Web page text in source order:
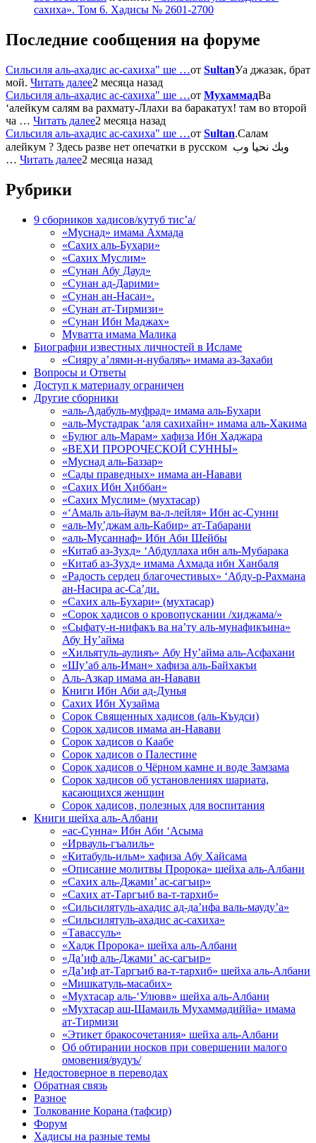
сахиха». Том 6. Хадисы № 2601-2700
Последние сообщения на форуме
Сильсиля аль-ахадис ас-сахиха" ше …от SultanУа джазак, брат
мой. Читать далее2 месяца назад
Сильсиля аль-ахадис ас-сахиха" ше …от МухаммадВа
‘алейкум салям ва рахмату-Ллахи ва баракатух! там во второй
ча … Читать далее2 месяца назад
Сильсиля аль-ахадис ас-сахиха" ше …от Sultan.Салам
алейкум ? Здесь разве нет опечатки в русском وبك نحيا وب
… Читать далее2 месяца назад
Рубрики
9 сборников хадисов/кутуб тис’а/
«Муснад» имама Ахмада
«Сахих аль-Бухари»
«Сахих Муслим»
«Сунан Абу Дауд»
«Сунан ад-Дарими»
«Сунан ан-Насаи».
«Сунан ат-Тирмизи»
«Сунан Ибн Маджах»
Муватта имама Малика
Биографии известных личностей в Исламе
«Сияру а’лями-н-нубаляъ» имама аз-Захаби
Вопросы и Ответы
Доступ к материалу ограничен
Другие сборники
«аль-Адабуль-муфрад» имама аль-Бухари
«аль-Мустадрак ‘аля сахихайн» имама аль-Хакима
«Булюг аль-Марам» хафиза Ибн Хаджара
«ВЕХИ ПРОРОЧЕСКОЙ СУННЫ»
«Муснад аль-Баззар»
«Сады праведных» имама ан-Навави
«Сахих Ибн Хиббан»
«Сахих Муслим» (мухтасар)
«‘Амаль аль-йаум ва-л-лейля» Ибн ас-Сунни
«аль-Му’джам аль-Кабир» ат-Табарани
«аль-Мусаннаф» Ибн Аби Шейбы
«Китаб аз-Зухд» ‘Абдуллаха ибн аль-Мубарака
«Китаб аз-Зухд» имама Ахмада ибн Ханбаля
«Радость сердец благочестивых» ‘Абду-р-Рахмана
ан-Насира ас-Са’ди.
«Сахих аль-Бухари» (мухтасар)
«Сорок хадисов о кровопускании /хиджама/»
«Сыфату-н-нифакъ ва на’ту аль-мунафикъина»
Абу Ну’айма
«Хильятуль-аулияъ» Абу Ну’айма аль-Асфахани
«Шу’аб аль-Иман» хафиза аль-Байхакъи
Аль-Азкар имама ан-Навави
Книги Ибн Аби ад-Дунья
Сахих Ибн Хузайма
Сорок Священных хадисов (аль-Къудси)
Сорок хадисов имама ан-Навави
Сорок хадисов о Каабе
Сорок хадисов о Палестине
Сорок хадисов о Чёрном камне и воде Замзама
Сорок хадисов об установлениях шариата,
касающихся женщин
Сорок хадисов, полезных для воспитания
Книги шейха аль-Албани
«ас-Сунна» Ибн Аби ‘Асыма
«Ирвауль-гъалиль»
«Китабуль-ильм» хафиза Абу Хайсама
«Описание молитвы Пророка» шейха аль-Албани
«Сахих аль-Джами’ ас-сагъир»
«Сахих ат-Таргъиб ва-т-тархиб»
«Сильсилятуль-ахадис ад-да’ифа валь-мауду’а»
«Сильсилятуль-ахадис ас-сахиха»
«Тавассуль»
«Хадж Пророка» шейха аль-Албани
«Да’иф аль-Джами’ ас-сагъир»
«Да’иф ат-Таргъиб ва-т-тархиб» шейха аль-Албани
«Мишкатуль-масабих»
«Мухтасар аль-‘Улювв» шейха аль-Албани
«Мухтасар аш-Шамаиль Мухаммадиййа» имама
ат-Тирмизи
«Этикет бракосочетания» шейха аль-Албани
Об обтирании носков при совершении малого
омовения/вудуъ/
Недостоверное в переводах
Обратная связь
Разное
Толкование Корана (тафсир)
Форум
Хадисы на разные темы